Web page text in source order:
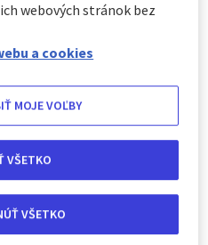
na veľkej ploche uprostred
silou vetra a vĺn. Tieto sily
webových stránok bez
a cookies
MOJE VOĽBY
VŠETKO
VŠETKO